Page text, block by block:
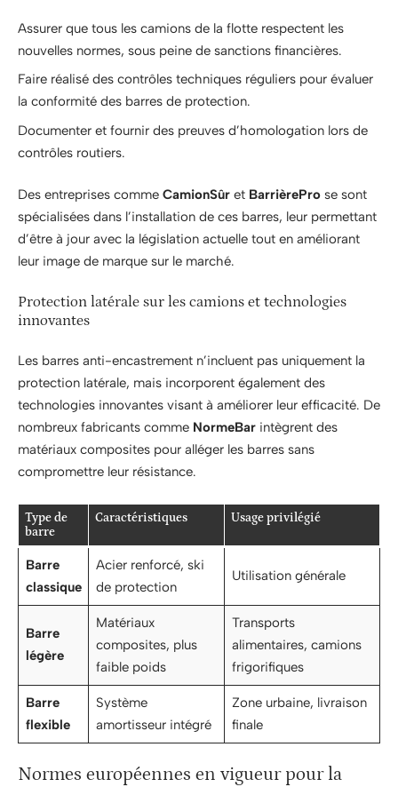
Assurer que tous les camions de la flotte respectent les
nouvelles normes, sous peine de sanctions financières.
Faire réalisé des contrôles techniques réguliers pour évaluer
la conformité des barres de protection.
Documenter et fournir des preuves d’homologation lors de
contrôles routiers.
Des entreprises comme CamionSûr et BarrièrePro se sont
spécialisées dans l’installation de ces barres, leur permettant
d’être à jour avec la législation actuelle tout en améliorant
leur image de marque sur le marché.
Protection latérale sur les camions et technologies
innovantes
Les barres anti-encastrement n’incluent pas uniquement la
protection latérale, mais incorporent également des
technologies innovantes visant à améliorer leur efficacité. De
nombreux fabricants comme NormeBar intègrent des
matériaux composites pour alléger les barres sans
compromettre leur résistance.
Type de
barre
Caractéristiques Usage privilégié
Barre
classique
Acier renforcé, ski
de protection
Utilisation générale
Barre
légère
Matériaux
composites, plus
faible poids
Transports
alimentaires, camions
frigorifiques
Barre
flexible
Système
amortisseur intégré
Zone urbaine, livraison
finale
Normes européennes en vigueur pour la